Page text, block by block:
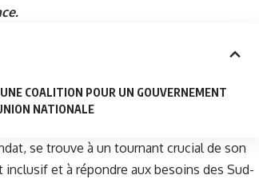
UNE COALITION POUR UN GOUVERNEMENT
NATIONALE
se trouve à un tournant crucial de son
et à répondre aux besoins des Sud-